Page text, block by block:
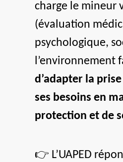
charge le mineur
(évaluation
psychologique,
l’environnement
d’adapter la
ses besoins en
protection et de
👉 L’UAPED